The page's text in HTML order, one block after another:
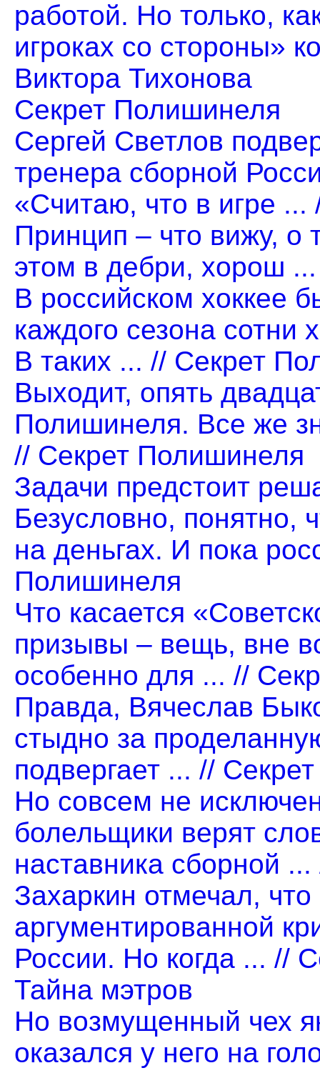
работой. Но только,
игроках со стороны»
Виктора Тихонова
Секрет Полишинеля
Сергей Светлов
тренера сборной
«Считаю, что в игре
Принцип – что вижу, о
этом в дебри, хорош
В российском хоккее
каждого сезона сотни
В таких ... // Секрет
Выходит, опять
Полишинеля. Все же
// Секрет Полишинеля
Задачи предстоит
Безусловно, понятно,
на деньгах. И пока
Полишинеля
Что касается
призывы – вещь, вне
особенно для ... //
Правда, Вячеслав
стыдно за
подвергает ... //
Но совсем не
болельщики верят
наставника сборной
Захаркин отмечал,
аргументированной
России. Но когда ... //
Тайна мэтров
Но возмущенный чех
оказался у него на